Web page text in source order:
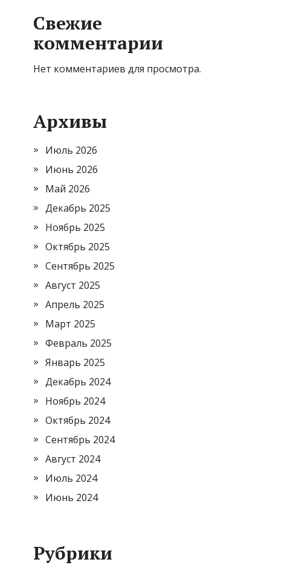
Свежие
комментарии
Нет комментариев для просмотра.
Архивы
Июль 2026
Июнь 2026
Май 2026
Декабрь 2025
Ноябрь 2025
Октябрь 2025
Сентябрь 2025
Август 2025
Апрель 2025
Март 2025
Февраль 2025
Январь 2025
Декабрь 2024
Ноябрь 2024
Октябрь 2024
Сентябрь 2024
Август 2024
Июль 2024
Июнь 2024
Рубрики